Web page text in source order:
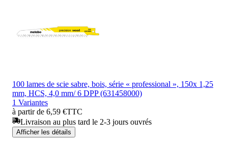
100 lames de scie sabre, bois, série « professional », 150x 1,25
mm, HCS, 4,0 mm/ 6 DPP (631458000)
1 Variantes
à partir de 6,59 €TTC
Livraison au plus tard le 2-3 jours ouvrés
Afficher les détails